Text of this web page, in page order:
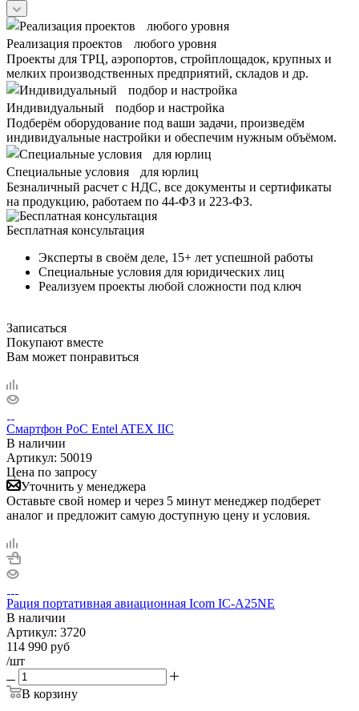
Реализация проектов любого уровня
Проекты для ТРЦ, аэропортов, стройплощадок, крупных и
мелких производственных предприятий, складов и др.
Индивидуальный подбор и настройка
Подберём оборудование под ваши задачи, произведём
индивидуальные настройки и обеспечим нужным объёмом.
Специальные условия для юрлиц
Безналичный расчет с НДС, все документы и сертификаты
на продукцию, работаем по 44-ФЗ и 223-ФЗ.
Бесплатная консультация
Эксперты в своём деле, 15+ лет успешной работы
Специальные условия для юридических лиц
Реализуем проекты любой сложности под ключ
Записаться
Покупают вместе
Вам может понравиться
Смартфон PoC Entel ATEX IIC
В наличии
Артикул: 50019
Цена по запросу
Уточнить у менеджера
Оставьте свой номер и через 5 минут менеджер подберет
аналог и предложит самую доступную цену и условия.
Рация портативная авиационная Icom IC-A25NE
В наличии
Артикул: 3720
114 990 руб
/шт
В корзину